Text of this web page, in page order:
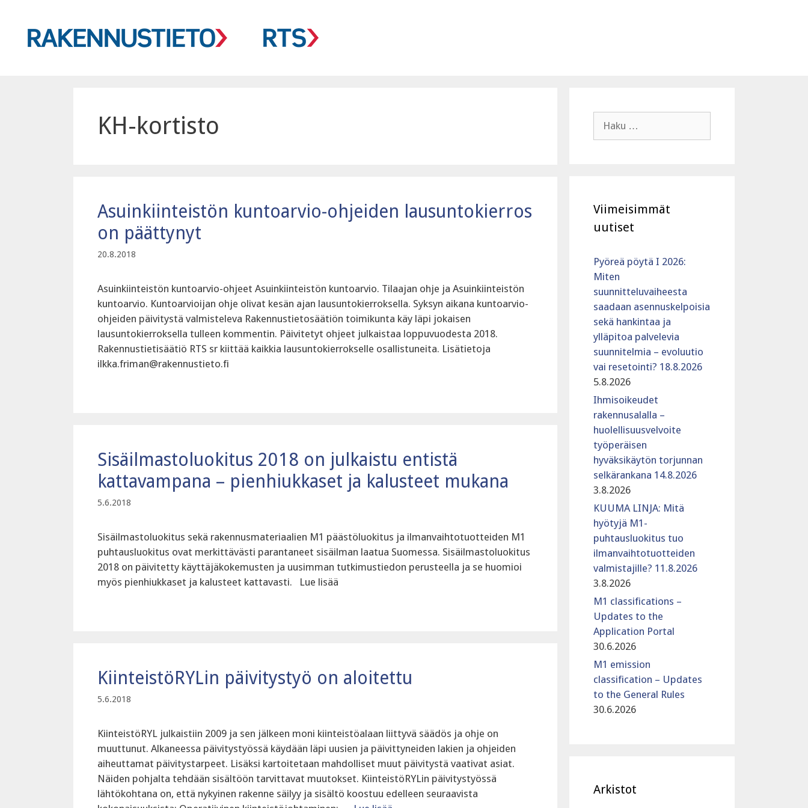
KH-kortisto
Asuinkiinteistön kuntoarvio-ohjeiden lausuntokierros
on päättynyt
20.8.2018
Asuinkiinteistön kuntoarvio-ohjeet Asuinkiinteistön kuntoarvio. Tilaajan ohje ja Asuinkiinteistön
kuntoarvio. Kuntoarvioijan ohje olivat kesän ajan lausuntokierroksella. Syksyn aikana kuntoarvio-
ohjeiden päivitystä valmisteleva Rakennustietosäätiön toimikunta käy läpi jokaisen
lausuntokierroksella tulleen kommentin. Päivitetyt ohjeet julkaistaa loppuvuodesta 2018.
Rakennustietisäätiö RTS sr kiittää kaikkia lausuntokierrokselle osallistuneita. Lisätietoja
ilkka.friman@rakennustieto.fi
Sisäilmastoluokitus 2018 on julkaistu entistä
kattavampana – pienhiukkaset ja kalusteet mukana
5.6.2018
Sisäilmastoluokitus sekä rakennusmateriaalien M1 päästöluokitus ja ilmanvaihtotuotteiden M1
puhtausluokitus ovat merkittävästi parantaneet sisäilman laatua Suomessa. Sisäilmastoluokitus
2018 on päivitetty käyttäjäkokemusten ja uusimman tutkimustiedon perusteella ja se huomioi
myös pienhiukkaset ja kalusteet kattavasti. Lue lisää
KiinteistöRYLin päivitystyö on aloitettu
5.6.2018
KiinteistöRYL julkaistiin 2009 ja sen jälkeen moni kiinteistöalaan liittyvä säädös ja ohje on
muuttunut. Alkaneessa päivitystyössä käydään läpi uusien ja päivittyneiden lakien ja ohjeiden
aiheuttamat päivitystarpeet. Lisäksi kartoitetaan mahdolliset muut päivitystä vaativat asiat.
Näiden pohjalta tehdään sisältöön tarvittavat muutokset. KiinteistöRYLin päivitystyössä
lähtökohtana on, että nykyinen rakenne säilyy ja sisältö koostuu edelleen seuraavista
Viimeisimmät
uutiset
Pyöreä pöytä I 2026:
Miten
suunnitteluvaiheesta
saadaan asennuskelpoisia
sekä hankintaa ja
ylläpitoa palvelevia
suunnitelmia – evoluutio
vai resetointi? 18.8.2026
5.8.2026
Ihmisoikeudet
rakennusalalla –
huolellisuusvelvoite
työperäisen
hyväksikäytön torjunnan
selkärankana 14.8.2026
3.8.2026
KUUMA LINJA: Mitä
hyötyjä M1-
puhtausluokitus tuo
ilmanvaihtotuotteiden
valmistajille? 11.8.2026
3.8.2026
M1 classifications –
Updates to the
Application Portal
30.6.2026
M1 emission
classification – Updates
to the General Rules
30.6.2026
Arkistot